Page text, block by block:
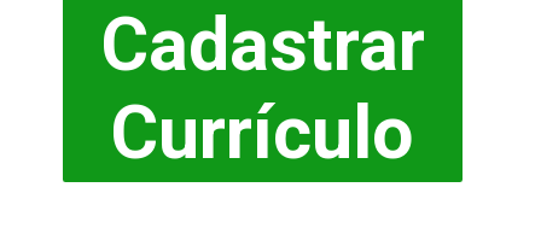
Cadastrar
Currículo